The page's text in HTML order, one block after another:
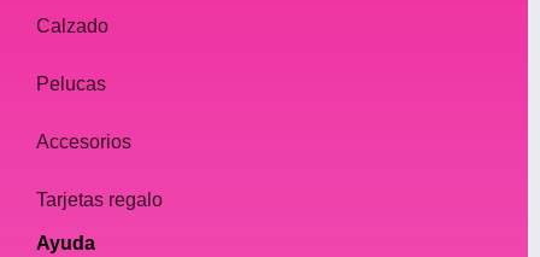
Calzado
Pelucas
Accesorios
Tarjetas regalo
Ayuda